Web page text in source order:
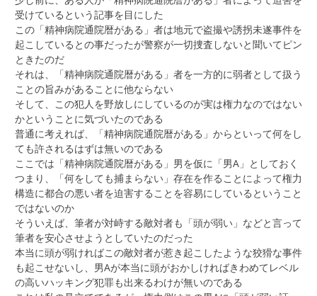
受けているという記事を目にした
この「精神病院通院暦がある」者は地元で盗撮や誘拐未遂事件を
起こしているとの事だったが警察が一切捜査しないと聞いてピン
ときたのだ
それは、「精神病院通院暦がある」者を一方的に弱者として扱う
ことの旨みがあることに他ならない
そして、この犯人を野放しにしているのが実は権力なのではない
かということに気づいたのである
普通に考えれば、「精神病院通院暦がある」からといって何をし
ても許されるはずは無いのである
ここでは「精神病院通院暦がある」男を仮に「男A」としておく
つまり、「何をしても捕まらない」存在を作ることによって権力
構造に都合の悪い者を迫害することを容易にしているということ
ではないのか
そういえば、筆者が対峙する敵対者も「頭が弱い」などと言って
筆者を安心させようとしていたのだった
本当に頭が弱ければこの敵対者が惹き起こしたような狡猾な事件
も起こせないし、男Aが本当に頭がおかしければきわめてレベル
の高いハッキング犯罪も出来るわけが無いのである